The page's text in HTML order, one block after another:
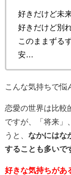
好きだけど未
好きだけど別
このままずる
安…
こんな気持ちで悩
恋愛の世界は比較
ですが、「将来」
うと、 なかにはな
することも多いで
好きな気持ちがあ